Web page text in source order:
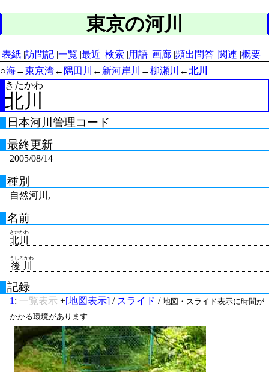
東京の河川
表紙 訪問記 一覧 最近 検索 用語 画廊 頻出問答 関連 概要
○海←東京湾← 隅田川 ← 新河岸川 ←柳瀬川 ←北川
北川
きたかわ
日本河川管理コード
最終更新
2005/08/14
種別
自然河川,
名前
北川
きたかわ
後川
うしろかわ
記録
1 : 一覧表示 +[地図表示] / スライド / 地図・スライド表示に時間が
かかる環境があります